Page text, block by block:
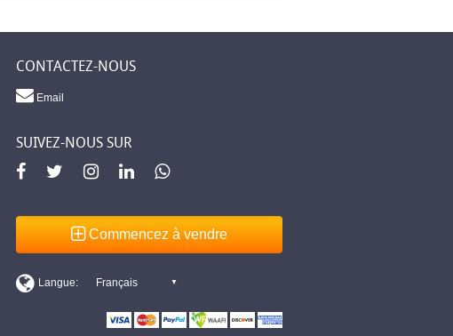
CONTACTEZ-NOUS
Email
SUIVEZ-NOUS SUR
Commencez à vendre